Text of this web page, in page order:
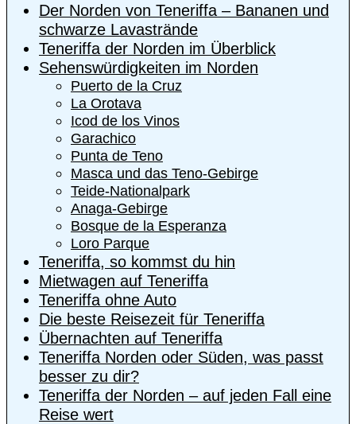
Der Norden von Teneriffa – Bananen und
schwarze Lavastrände
Teneriffa der Norden im Überblick
Sehenswürdigkeiten im Norden
Puerto de la Cruz
La Orotava
Icod de los Vinos
Garachico
Punta de Teno
Masca und das Teno-Gebirge
Teide-Nationalpark
Anaga-Gebirge
Bosque de la Esperanza
Loro Parque
Teneriffa, so kommst du hin
Mietwagen auf Teneriffa
Teneriffa ohne Auto
Die beste Reisezeit für Teneriffa
Übernachten auf Teneriffa
Teneriffa Norden oder Süden, was passt
besser zu dir?
Teneriffa der Norden – auf jeden Fall eine
Reise wert